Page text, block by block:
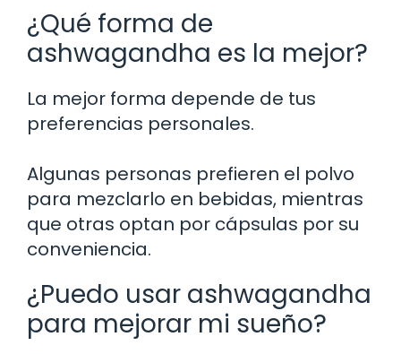
¿Qué forma de
ashwagandha es la mejor?
La mejor forma depende de tus
preferencias personales.
Algunas personas prefieren el polvo
para mezclarlo en bebidas, mientras
que otras optan por cápsulas por su
conveniencia.
¿Puedo usar ashwagandha
para mejorar mi sueño?